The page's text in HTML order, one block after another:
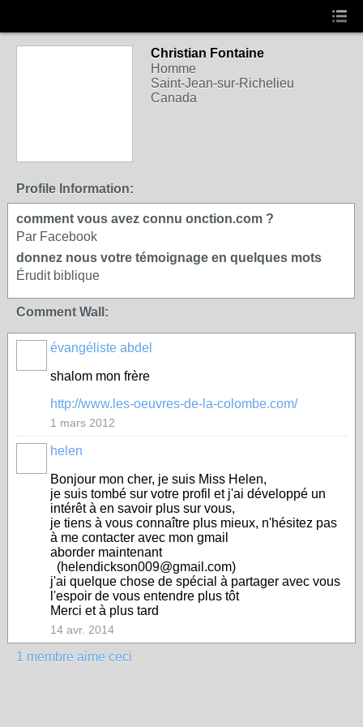
Christian Fontaine
Homme
Saint-Jean-sur-Richelieu
Canada
Profile Information:
comment vous avez connu onction.com ?
Par Facebook
donnez nous votre témoignage en quelques mots
Érudit biblique
Comment Wall:
évangéliste abdel
shalom mon frère
http://www.les-oeuvres-de-la-colombe.com/
1 mars 2012
helen
Bonjour mon cher, je suis Miss Helen,
je suis tombé sur votre profil et j'ai développé un
intérêt à en savoir plus sur vous,
je tiens à vous connaître plus mieux, n'hésitez pas
à me contacter avec mon gmail
aborder maintenant
(helendickson009@gmail.com)
j'ai quelque chose de spécial à partager avec vous
l'espoir de vous entendre plus tôt
Merci et à plus tard
14 avr. 2014
1 membre aime ceci